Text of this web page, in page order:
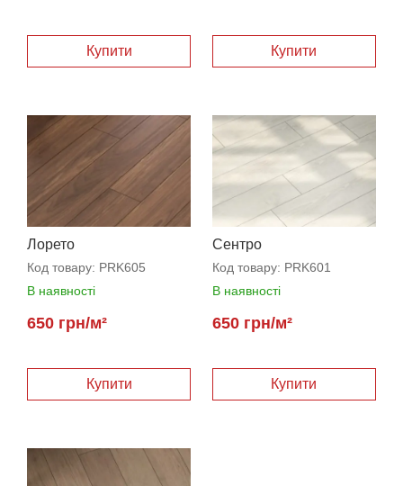
Лорето
Код товару: PRK605
В наявності
650 грн/м²
Сентро
Код товару: PRK601
В наявності
650 грн/м²